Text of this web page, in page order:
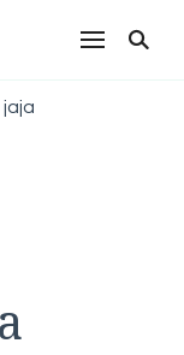
jaja